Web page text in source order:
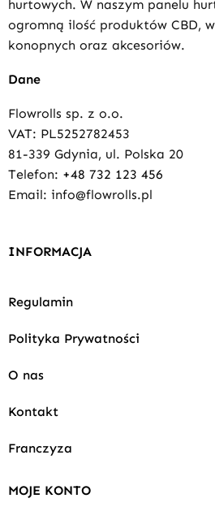
hurtowych. W naszym panelu
ogromną ilość produktów CBD,
konopnych oraz akcesoriów.
Dane
Flowrolls sp. z o.o.
VAT: PL5252782453
81-339 Gdynia, ul. Polska 20
Telefon: +48 732 123 456
Email: info@flowrolls.pl
INFORMACJA
Regulamin
Polityka Prywatności
O nas
Kontakt
Franczyza
MOJE KONTO